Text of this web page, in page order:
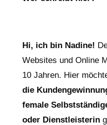
Hi, ich bin Nadine!
Websites und Online
10 Jahren. Hier
die
female
oder Dienstleisterin